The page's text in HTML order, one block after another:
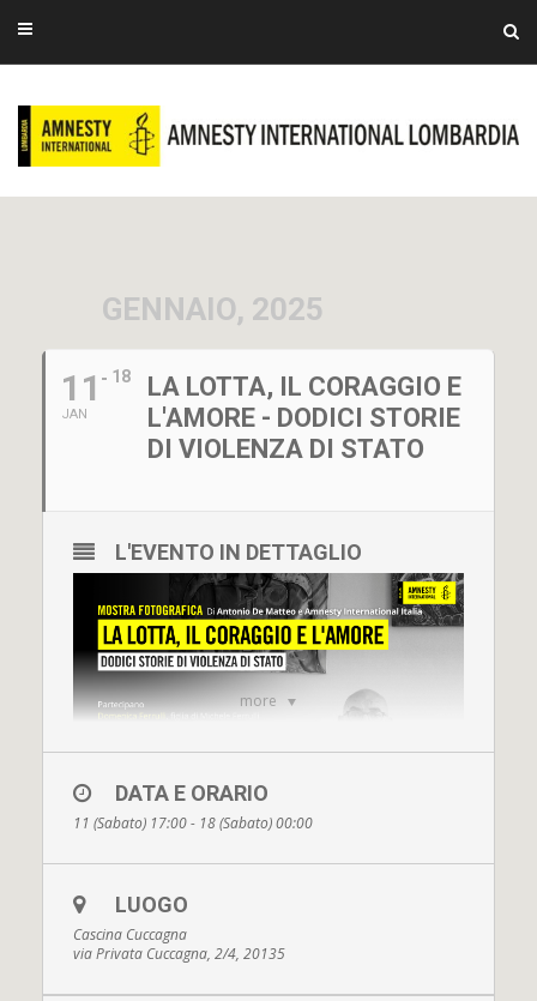
GENNAIO, 2025
11
JAN
18
LA LOTTA, IL CORAGGIO E
L'AMORE - DODICI STORIE
DI VIOLENZA DI STATO
more
L'EVENTO IN DETTAGLIO
CLICCA
DATA E ORARIO
11 (Sabato) 17:00 - 18 (Sabato) 00:00
LUOGO
Cascina Cuccagna
via Privata Cuccagna, 2/4, 20135